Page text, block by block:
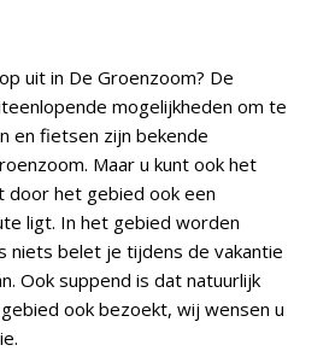
uit in De Groenzoom? De
mogelijkheden om te
en fietsen zijn bekende
Maar u kunt ook het
door het gebied ook een
ligt. In het gebied worden
niets belet je tijdens de vakantie
Ook suppend is dat natuurlijk
ook bezoekt, wij wensen u